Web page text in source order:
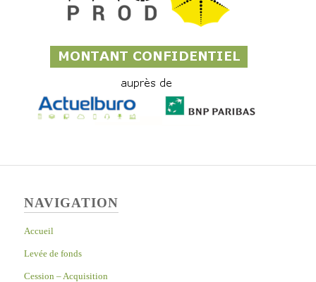
NAVIGATION
Accueil
Levée de fonds
Cession – Acquisition